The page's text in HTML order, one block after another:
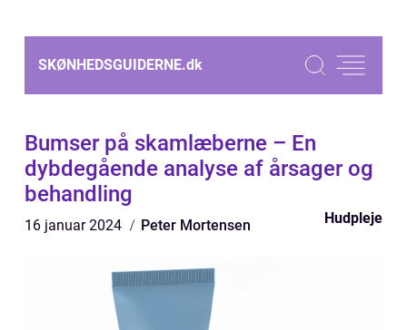
SKØNHEDSGUIDERNE.dk
Bumser på skamlæberne – En
dybdegående analyse af årsager og
behandling
16 januar 2024 Peter Mortensen Hudpleje